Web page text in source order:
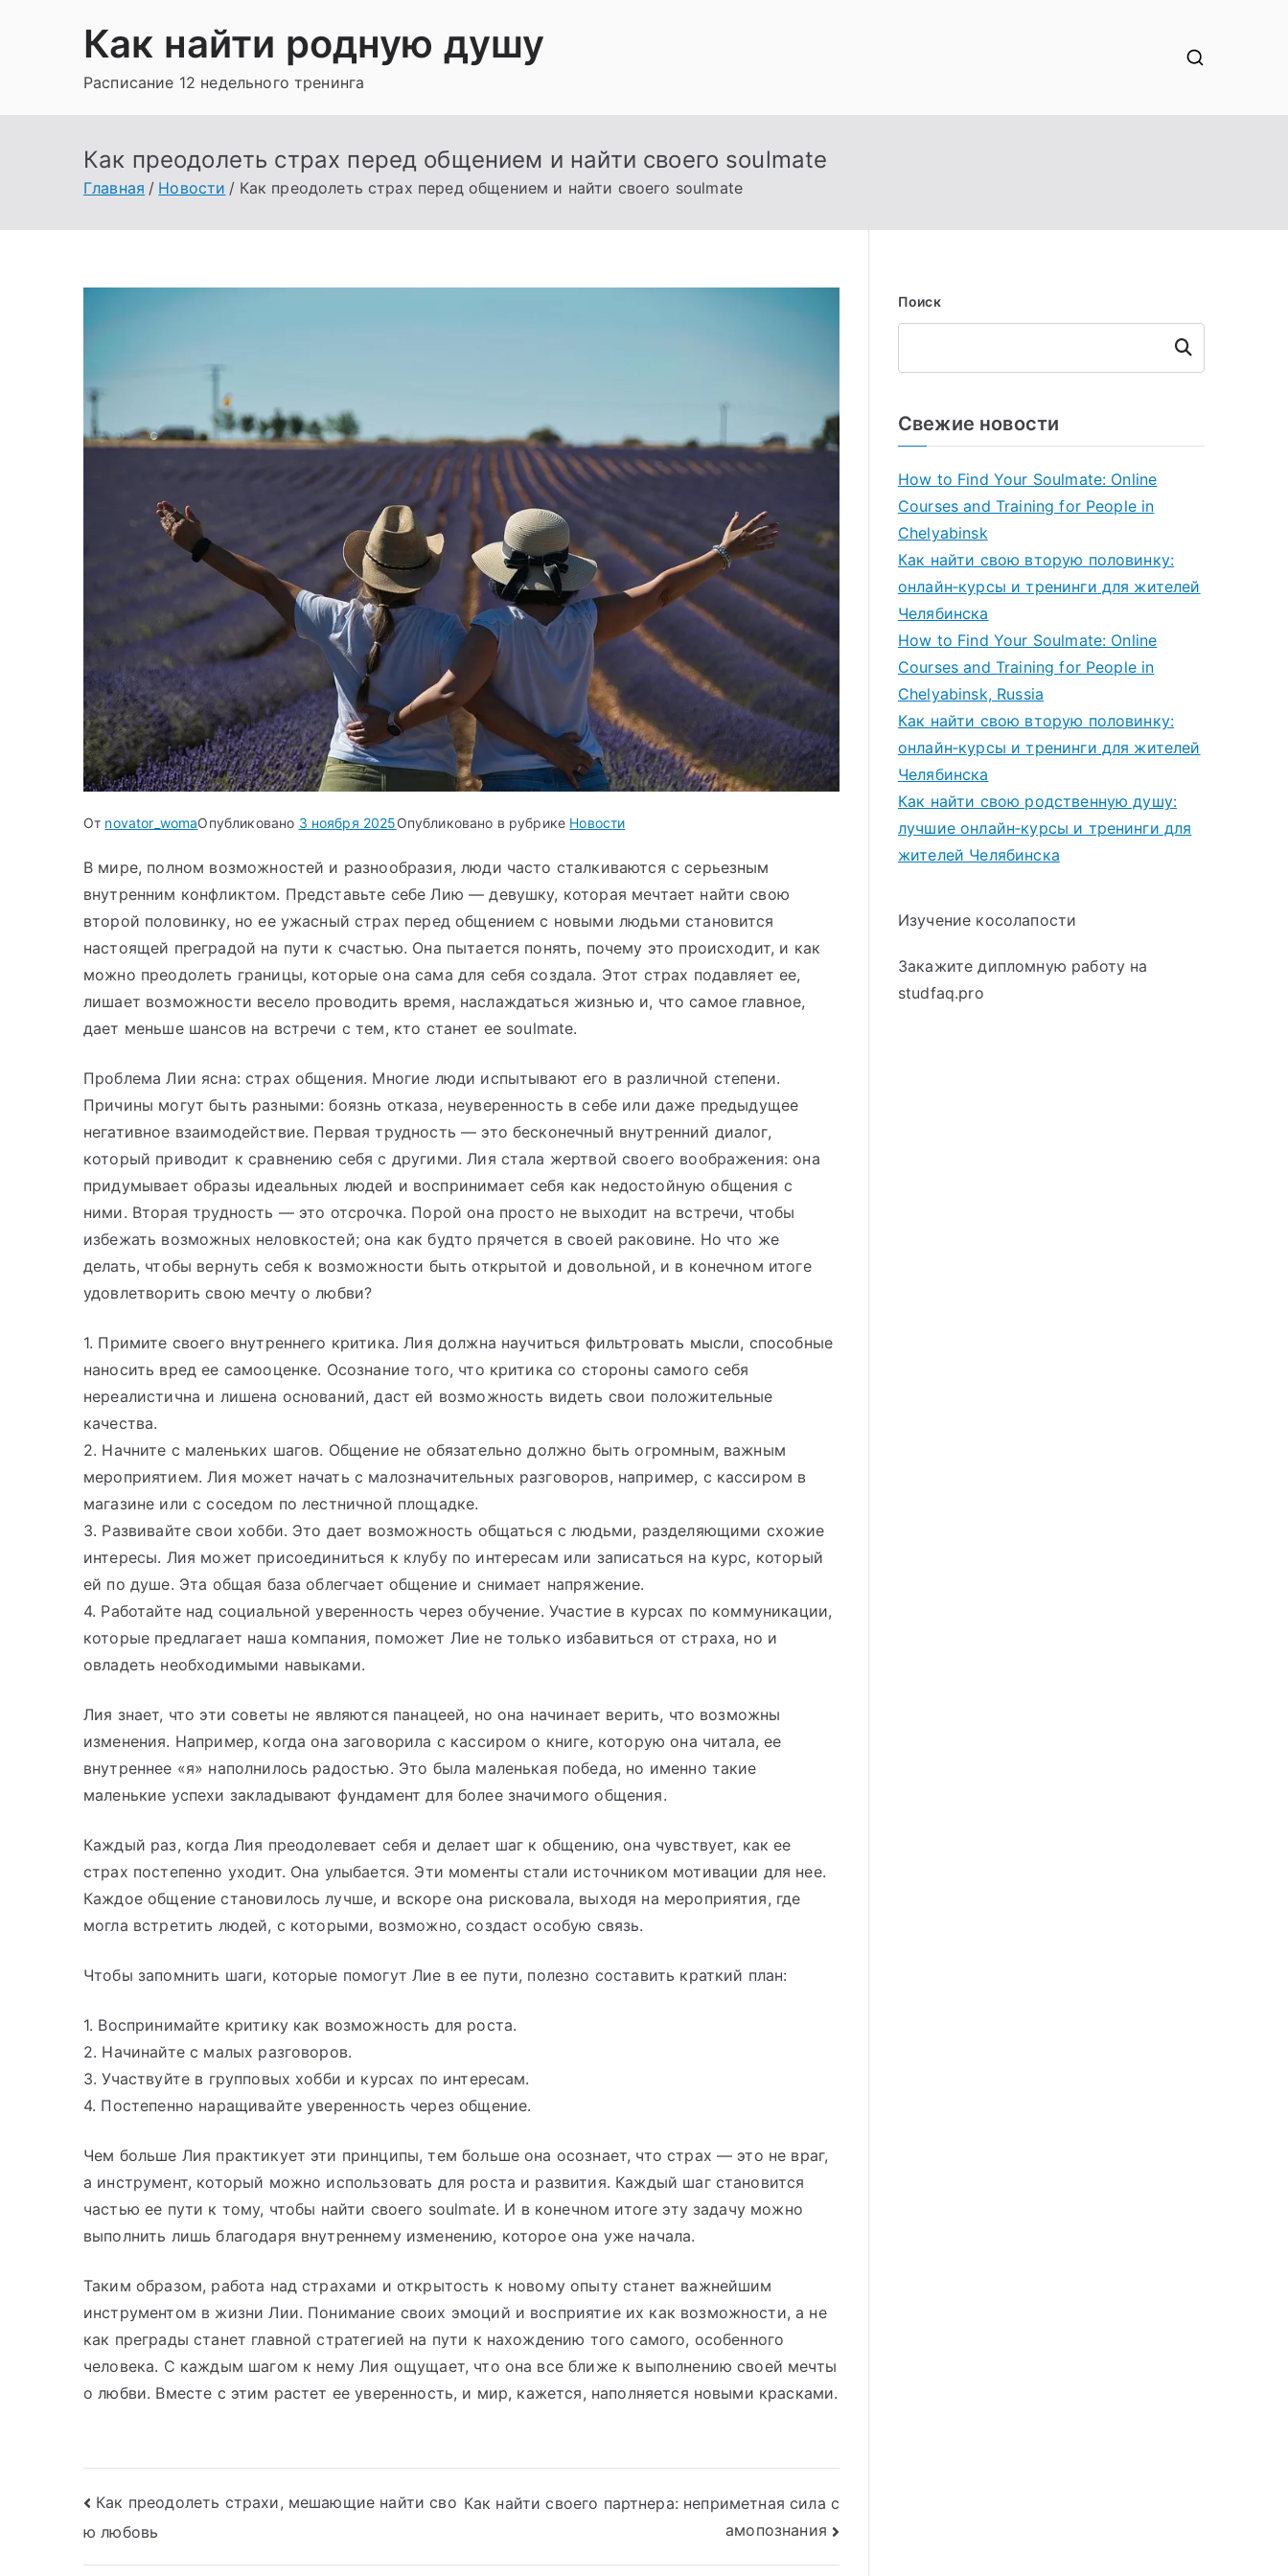
Как найти родную душу
Расписание 12 недельного тренинга
Как преодолеть страх перед общением и найти своего soulmate
Главная Новости Как преодолеть страх перед общением и найти своего soulmate
От novator_womaОпубликовано 3 ноября 2025Опубликовано в рубрике Новости
В мире, полном возможностей и разнообразия, люди часто сталкиваются с серьезным
внутренним конфликтом. Представьте себе Лию — девушку, которая мечтает найти свою
второй половинку, но ее ужасный страх перед общением с новыми людьми становится
настоящей преградой на пути к счастью. Она пытается понять, почему это происходит, и как
можно преодолеть границы, которые она сама для себя создала. Этот страх подавляет ее,
лишает возможности весело проводить время, наслаждаться жизнью и, что самое главное,
дает меньше шансов на встречи с тем, кто станет ее soulmate.
Проблема Лии ясна: страх общения. Многие люди испытывают его в различной степени.
Причины могут быть разными: боязнь отказа, неуверенность в себе или даже предыдущее
негативное взаимодействие. Первая трудность — это бесконечный внутренний диалог,
который приводит к сравнению себя с другими. Лия стала жертвой своего воображения: она
придумывает образы идеальных людей и воспринимает себя как недостойную общения с
ними. Вторая трудность — это отсрочка. Порой она просто не выходит на встречи, чтобы
избежать возможных неловкостей; она как будто прячется в своей раковине. Но что же
делать, чтобы вернуть себя к возможности быть открытой и довольной, и в конечном итоге
удовлетворить свою мечту о любви?
1. Примите своего внутреннего критика. Лия должна научиться фильтровать мысли, способные
наносить вред ее самооценке. Осознание того, что критика со стороны самого себя
нереалистична и лишена оснований, даст ей возможность видеть свои положительные
качества.
2. Начните с маленьких шагов. Общение не обязательно должно быть огромным, важным
мероприятием. Лия может начать с малозначительных разговоров, например, с кассиром в
магазине или с соседом по лестничной площадке.
3. Развивайте свои хобби. Это дает возможность общаться с людьми, разделяющими схожие
интересы. Лия может присоединиться к клубу по интересам или записаться на курс, который
ей по душе. Эта общая база облегчает общение и снимает напряжение.
4. Работайте над социальной уверенность через обучение. Участие в курсах по коммуникации,
которые предлагает наша компания, поможет Лие не только избавиться от страха, но и
овладеть необходимыми навыками.
Лия знает, что эти советы не являются панацеей, но она начинает верить, что возможны
изменения. Например, когда она заговорила с кассиром о книге, которую она читала, ее
внутреннее «я» наполнилось радостью. Это была маленькая победа, но именно такие
маленькие успехи закладывают фундамент для более значимого общения.
Каждый раз, когда Лия преодолевает себя и делает шаг к общению, она чувствует, как ее
страх постепенно уходит. Она улыбается. Эти моменты стали источником мотивации для нее.
Каждое общение становилось лучше, и вскоре она рисковала, выходя на мероприятия, где
могла встретить людей, с которыми, возможно, создаст особую связь.
Чтобы запомнить шаги, которые помогут Лие в ее пути, полезно составить краткий план:
1. Воспринимайте критику как возможность для роста.
2. Начинайте с малых разговоров.
3. Участвуйте в групповых хобби и курсах по интересам.
4. Постепенно наращивайте уверенность через общение.
Чем больше Лия практикует эти принципы, тем больше она осознает, что страх — это не враг,
а инструмент, который можно использовать для роста и развития. Каждый шаг становится
частью ее пути к тому, чтобы найти своего soulmate. И в конечном итоге эту задачу можно
выполнить лишь благодаря внутреннему изменению, которое она уже начала.
Таким образом, работа над страхами и открытость к новому опыту станет важнейшим
инструментом в жизни Лии. Понимание своих эмоций и восприятие их как возможности, а не
как преграды станет главной стратегией на пути к нахождению того самого, особенного
человека. С каждым шагом к нему Лия ощущает, что она все ближе к выполнению своей мечты
о любви. Вместе с этим растет ее уверенность, и мир, кажется, наполняется новыми красками.
Навигация
по
Как преодолеть страхи, мешающие найти сво
ю любовь
Как найти своего партнера: неприметная сила с
амопознания
Поиск
Поиск
Свежие новости
How to Find Your Soulmate: Online
Courses and Training for People in
Chelyabinsk
Как найти свою вторую половинку:
онлайн‑курсы и тренинги для жителей
Челябинска
How to Find Your Soulmate: Online
Courses and Training for People in
Chelyabinsk, Russia
Как найти свою вторую половинку:
онлайн‑курсы и тренинги для жителей
Челябинска
Как найти свою родственную душу:
лучшие онлайн‑курсы и тренинги для
жителей Челябинска
Изучение косолапости
Закажите дипломную работу на
studfaq.pro